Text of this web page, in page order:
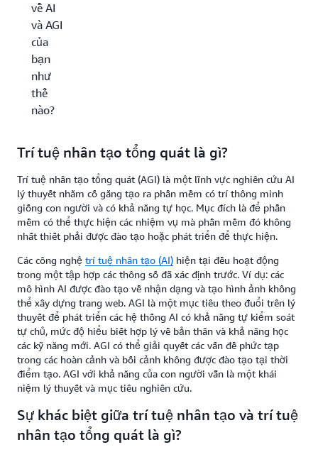
về AI
và AGI
của
bạn
như
thế
nào?
Trí tuệ nhân tạo tổng quát là gì?
Trí tuệ nhân tạo tổng quát (AGI) là một lĩnh vực nghiên cứu AI
lý thuyết nhằm cố gắng tạo ra phần mềm có trí thông minh
giống con người và có khả năng tự học. Mục đích là để phần
mềm có thể thực hiện các nhiệm vụ mà phần mềm đó không
nhất thiết phải được đào tạo hoặc phát triển để thực hiện.
Các công nghệ trí tuệ nhân tạo (AI) hiện tại đều hoạt động
trong một tập hợp các thông số đã xác định trước. Ví dụ: các
mô hình AI được đào tạo về nhận dạng và tạo hình ảnh không
thể xây dựng trang web. AGI là một mục tiêu theo đuổi trên lý
thuyết để phát triển các hệ thống AI có khả năng tự kiểm soát
tự chủ, mức độ hiểu biết hợp lý về bản thân và khả năng học
các kỹ năng mới. AGI có thể giải quyết các vấn đề phức tạp
trong các hoàn cảnh và bối cảnh không được đào tạo tại thời
điểm tạo. AGI với khả năng của con người vẫn là một khái
niệm lý thuyết và mục tiêu nghiên cứu.
Sự khác biệt giữa trí tuệ nhân tạo và trí tuệ
nhân tạo tổng quát là gì?